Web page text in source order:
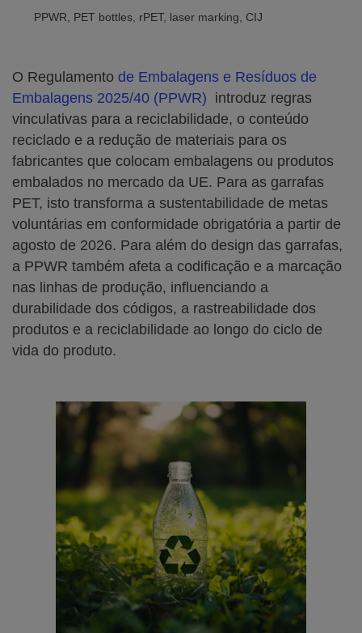
PPWR, PET bottles, rPET, laser marking, CIJ
O Regulamento de Embalagens e Resíduos de
Embalagens 2025/40 (PPWR) introduz regras
vinculativas para a reciclabilidade, o conteúdo
reciclado e a redução de materiais para os
fabricantes que colocam embalagens ou produtos
embalados no mercado da UE. Para as garrafas
PET, isto transforma a sustentabilidade de metas
voluntárias em conformidade obrigatória a partir de
agosto de 2026. Para além do design das garrafas,
a PPWR também afeta a codificação e a marcação
nas linhas de produção, influenciando a
durabilidade dos códigos, a rastreabilidade dos
produtos e a reciclabilidade ao longo do ciclo de
vida do produto.